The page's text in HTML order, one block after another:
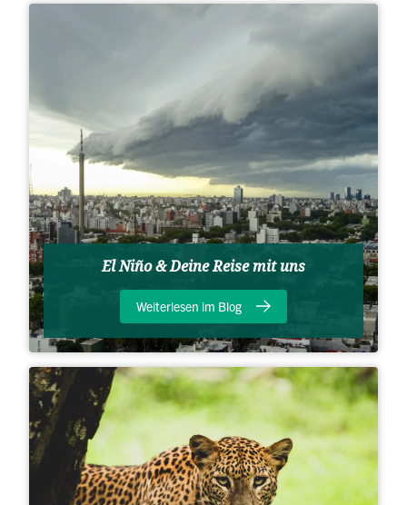
El Niño & Deine Reise mit uns
Weiterlesen im Blog